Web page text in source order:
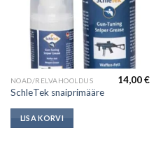
NOAD/RELVAHOOLDUS
SchleTek snaiprimääre
14,00€
LISA KORVI